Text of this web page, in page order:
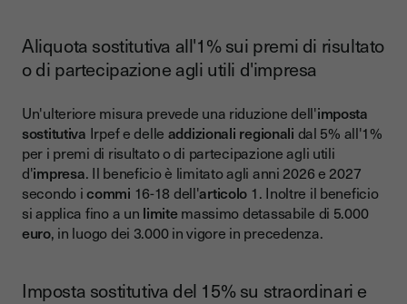
Aliquota sostitutiva all'1% sui premi di risultato
o di partecipazione agli utili d'impresa
Un'ulteriore misura prevede una riduzione dell'imposta
sostitutiva Irpef e delle addizionali regionali dal 5% all'1%
per i premi di risultato o di partecipazione agli utili
d'impresa. Il beneficio è limitato agli anni 2026 e 2027
secondo icommi 16-18 dell'articolo 1. Inoltre il beneficio
si applica fino a un limitemassimo detassabile di 5.000
euro, in luogo dei 3.000 in vigore in precedenza.
Imposta sostitutiva del 15% su straordinari e